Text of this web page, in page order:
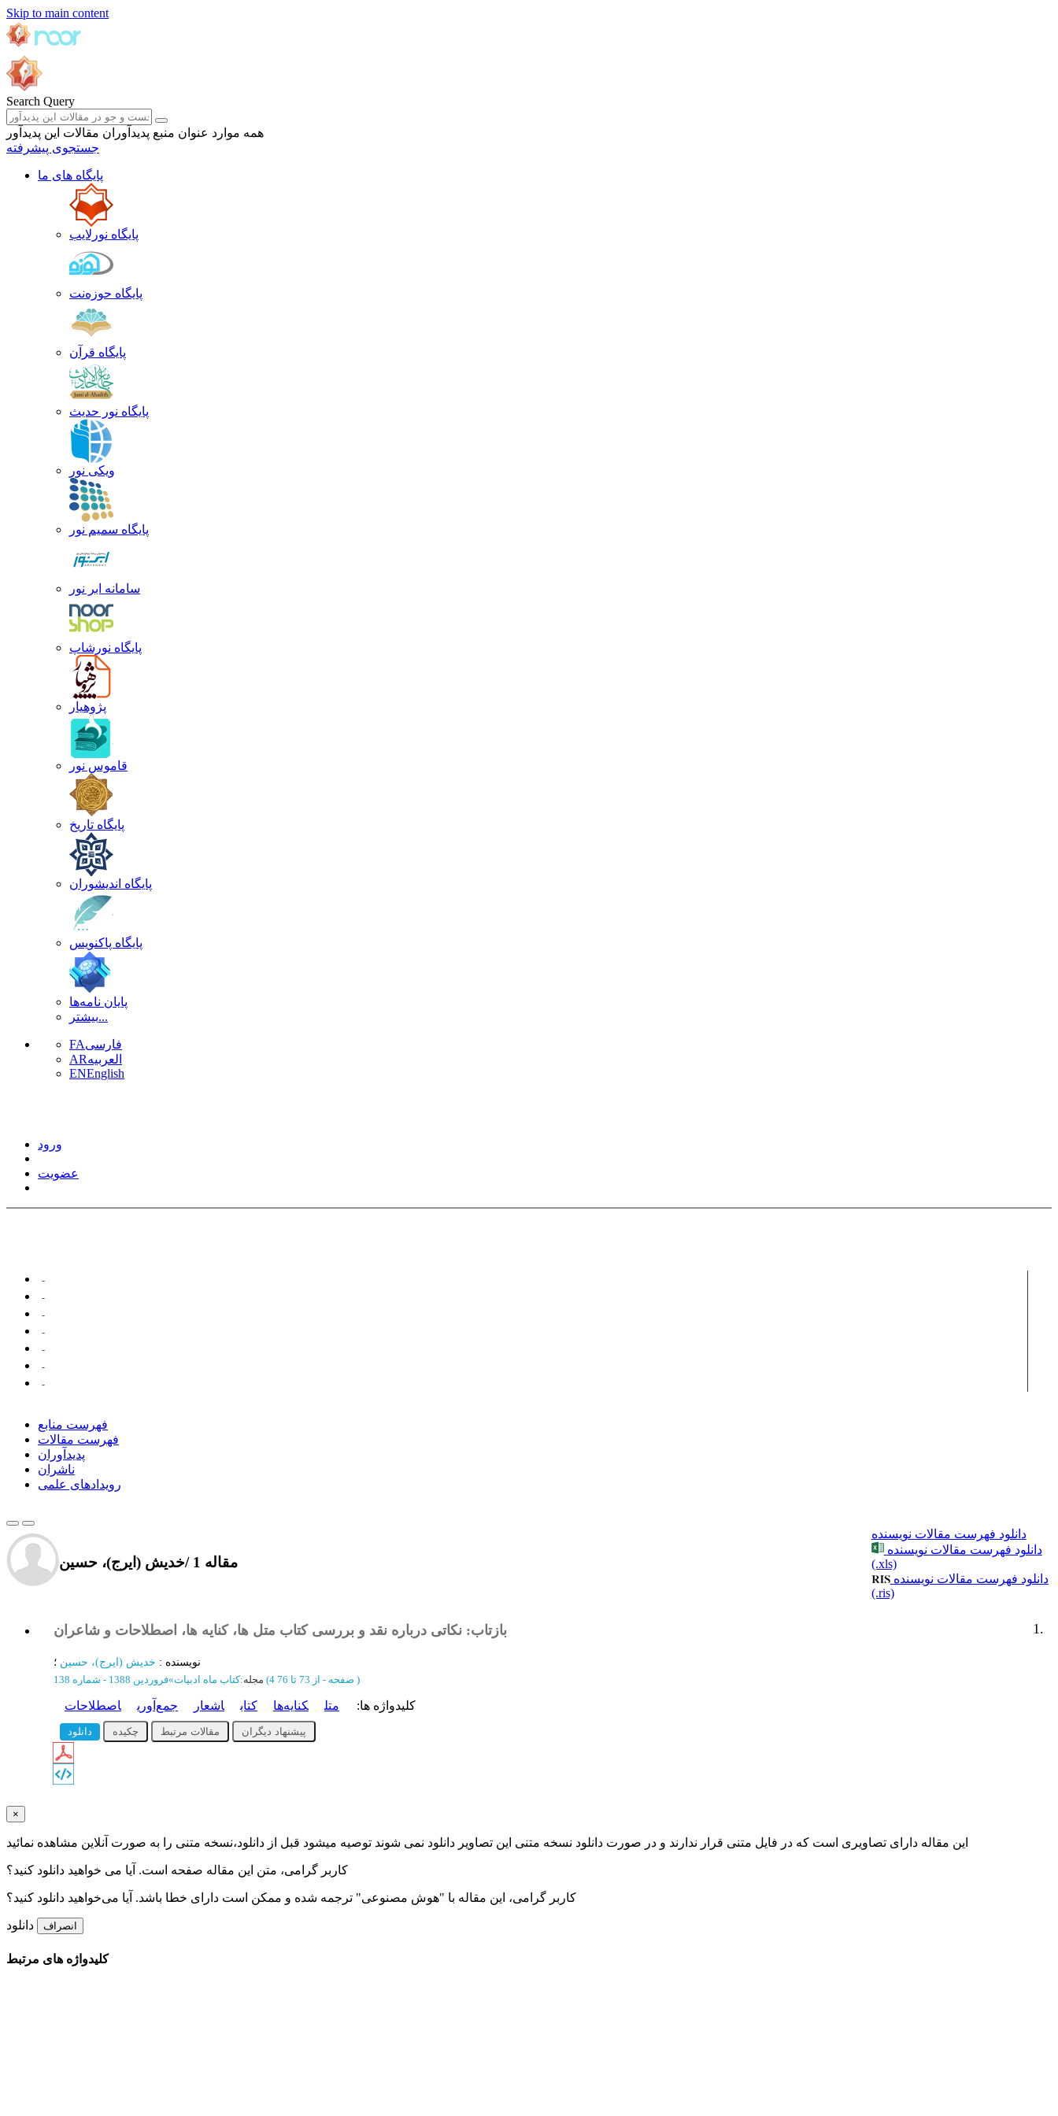
Skip to main content
Search Query
همه موارد عنوان منبع پدیدآوران مقالات این پدیدآور
جستجوی پیشرفته
پایگاه های ما
پایگاه نورلایب
پایگاه حوزه‌نت
پایگاه قرآن
پایگاه نور حدیث
ویکی نور
پایگاه سمیم نور
سامانه ابر نور
پایگاه نورشاپ
پژوهیار
قاموس نور
پایگاه تاریخ
پایگاه اندیشوران
پایگاه پاکنویس
پایان نامه‌ها
بیشتر...
FAفارسی
ARالعربیه
ENEnglish
ورود
عضویت
فهرست منابع
فهرست مقالات
پدیدآوران
ناشران
رویدادهای علمی
خدیش (ایرج)، حسین/ 1 مقاله
دانلود فهرست مقالات نویسنده
دانلود فهرست مقالات نویسنده
(.xls)
دانلود فهرست مقالات نویسنده
(.ris)
1. بازتاب: نکاتی درباره نقد و بررسی کتاب متل ها، کنایه ها، اصطلاحات و شاعران
نویسنده : خدیش (ایرج)، حسین ؛
مجله:کتاب ماه ادبیات»فروردین 1388 - شماره 138 (‎4 صفحه - )
کلیدواژه ها: متل کنایه‌ها کتاب اشعار جمع‌آوری اصطلاحات
دانلود چکیده مقالات مرتبط پیشنهاد دیگران
×
این مقاله دارای تصاویری است که در فایل متنی قرار ندارند و در صورت دانلود نسخه متنی این تصاویر دانلود نمی شوند توصیه میشود قبل از دانلود،نسخه متنی را به صورت آنلاین مشاهده نمائید
کاربر گرامی، متن این مقاله صفحه است. آیا می خواهید دانلود کنید؟
کاربر گرامی، این مقاله با "هوش مصنوعی" ترجمه شده و ممکن است دارای خطا باشد. آیا می‌خواهید دانلود کنید؟
دانلود انصراف
کلیدواژه های مرتبط